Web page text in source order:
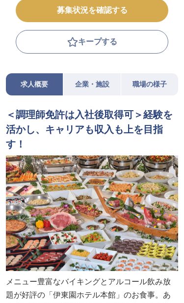
募集状況を確認する
キープする
求人概要 企業・施設 職場の様子
＜調理師免許は入社後取得可＞経験を
活かし、キャリアも収入も上を目指
す！
メニュー豊富なバイキングとアルコール飲み放
題が好評の「伊東園ホテル本館」のお食事。あ